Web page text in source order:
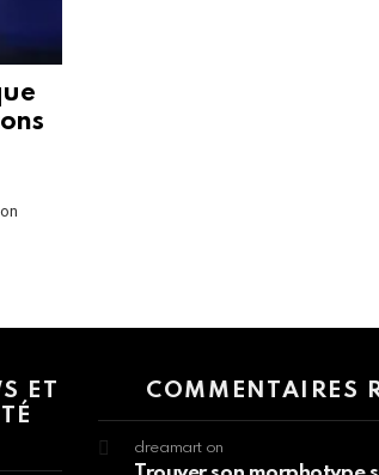
ET
COMMENTAIRES
dreamart on